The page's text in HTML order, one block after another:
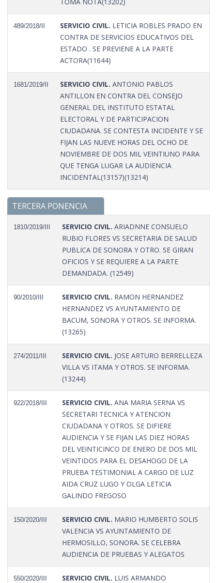
489/2018/II SERVICIO CIVIL. LETICIA ROBLES PRADO EN
CONTRA DE SERVICIOS EDUCATIVOS DEL
ESTADO . SE PREVIENE A LA PARTE
ACTORA(11644)
1681/2019/II SERVICIO CIVIL. ANTONIO PABLOS
ANTILLON EN CONTRA DEL CONSEJO
GENERAL DEL INSTITUTO ESTATAL
ELECTORAL Y DE PARTICIPACION
CIUDADANA. SE CONTESTA INCIDENTE Y SE
FIJAN LAS NUEVE HORAS DEL OCHO DE
NOVIEMBRE DE DOS MIL VEINTIUNO PARA
QUE TENGA LUGAR LA AUDIENCIA
INCIDENTAL(13157)(13214)
TERCERA PONENCIA
1810/2019/III SERVICIO CIVIL. ARIADNNE CONSUELO
RUBIO FLORES VS SECRETARIA DE SALUD
PUBLICA DE SONORA Y OTRO. SE GIRAN
OFICIOS Y SE REQUIERE A LA PARTE
DEMANDADA. (12549)
90/2010/III SERVICIO CIVIL. RAMON HERNANDEZ
HERNANDEZ VS AYUNTAMIENTO DE
BACUM, SONORA Y OTROS. SE INFORMA.
(13265)
274/2011/III SERVICIO CIVIL. JOSE ARTURO BERRELLEZA
VILLA VS ITAMA Y OTROS. SE INFORMA.
(13244)
922/2018/III SERVICIO CIVIL. ANA MARIA SERNA VS
SECRETARI TECNICA Y ATENCION
CIUDADANA Y OTROS. SE DIFIERE
AUDIENCIA Y SE FIJAN LAS DIEZ HORAS
DEL VEINTICINCO DE ENERO DE DOS MIL
VEINTIDOS PARA EL DESAHOGO DE LA
PRUEBA TESTIMONIAL A CARGO DE LUZ
AIDA CRUZ LUGO Y OLGA LETICIA
GALINDO FREGOSO
150/2020/III SERVICIO CIVIL. MARIO HUMBERTO SOLIS
VALENCIA VS AYUNTAMIENTO DE
HERMOSILLO, SONORA. SE CELEBRA
AUDIENCIA DE PRUEBAS Y ALEGATOS
550/2020/III SERVICIO CIVIL. LUIS ARMANDO